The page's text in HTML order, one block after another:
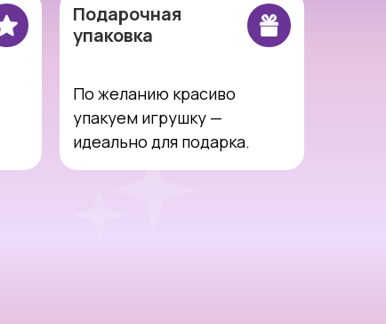
Подарочная
упаковка
По желанию красиво
упакуем игрушку —
идеально для подарка.